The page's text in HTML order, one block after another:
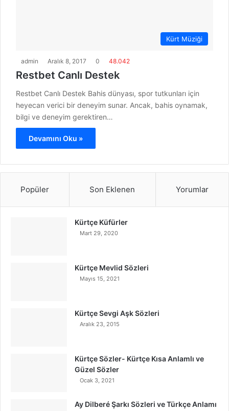
Kürt Müziği
admin Aralık 8, 2017 0 48.042
Restbet Canlı Destek
Restbet Canlı Destek Bahis dünyası, spor tutkunları için
heyecan verici bir deneyim sunar. Ancak, bahis oynamak,
bilgi ve deneyim gerektiren…
Devamını Oku »
Popüler Son Eklenen Yorumlar
Kürtçe Küfürler
Mart 29, 2020
Kürtçe Mevlid Sözleri
Mayıs 15, 2021
Kürtçe Sevgi Aşk Sözleri
Aralık 23, 2015
Kürtçe Sözler- Kürtçe Kısa Anlamlı ve
Güzel Sözler
Ocak 3, 2021
Ay Dilberé Şarkı Sözleri ve Türkçe Anlamı